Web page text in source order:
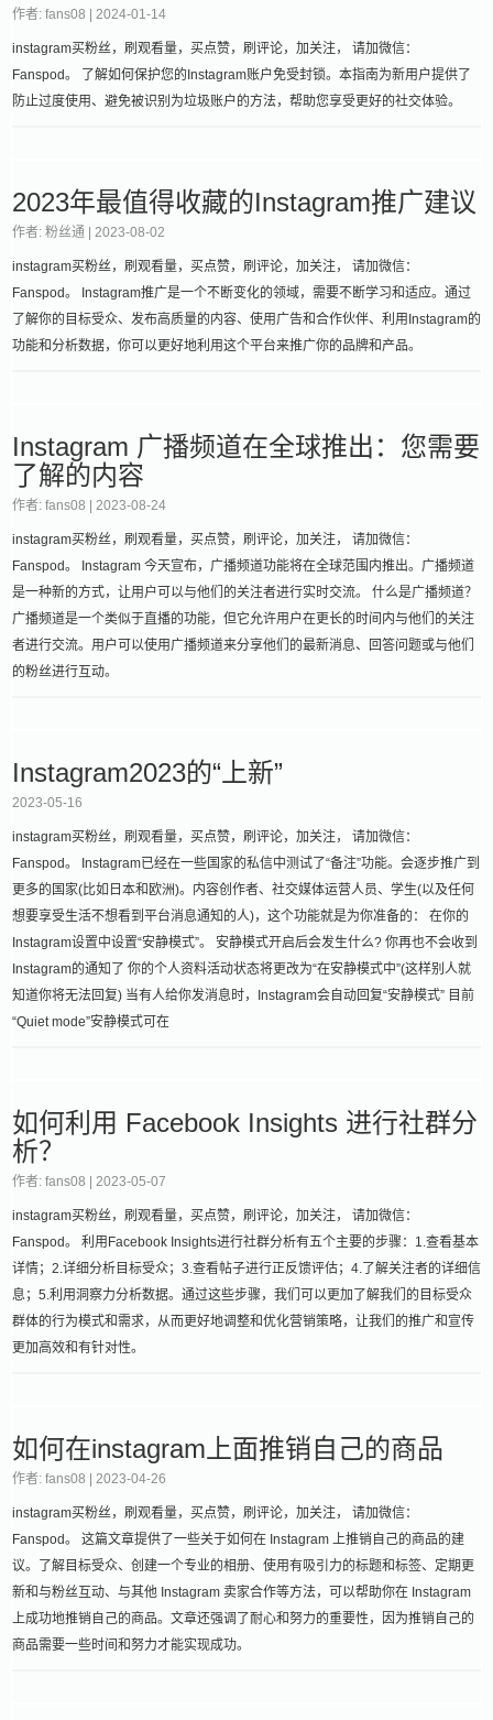
作者: fans08 | 2024-01-14
instagram买粉丝，刷观看量，买点赞，刷评论，加关注， 请加微信：
Fanspod。 了解如何保护您的Instagram账户免受封锁。本指南为新用户提供了
防止过度使用、避免被识别为垃圾账户的方法，帮助您享受更好的社交体验。
2023年最值得收藏的Instagram推广建议
作者: 粉丝通 | 2023-08-02
instagram买粉丝，刷观看量，买点赞，刷评论，加关注， 请加微信：
Fanspod。 Instagram推广是一个不断变化的领域，需要不断学习和适应。通过
了解你的目标受众、发布高质量的内容、使用广告和合作伙伴、利用Instagram的
功能和分析数据，你可以更好地利用这个平台来推广你的品牌和产品。
Instagram 广播频道在全球推出：您需要
了解的内容
作者: fans08 | 2023-08-24
instagram买粉丝，刷观看量，买点赞，刷评论，加关注， 请加微信：
Fanspod。 Instagram 今天宣布，广播频道功能将在全球范围内推出。广播频道
是一种新的方式，让用户可以与他们的关注者进行实时交流。 什么是广播频道？
广播频道是一个类似于直播的功能，但它允许用户在更长的时间内与他们的关注
者进行交流。用户可以使用广播频道来分享他们的最新消息、回答问题或与他们
的粉丝进行互动。
Instagram2023的“上新”
2023-05-16
instagram买粉丝，刷观看量，买点赞，刷评论，加关注， 请加微信：
Fanspod。 Instagram已经在一些国家的私信中测试了“备注”功能。会逐步推广到
更多的国家(比如日本和欧洲)。内容创作者、社交媒体运营人员、学生(以及任何
想要享受生活不想看到平台消息通知的人)，这个功能就是为你准备的： 在你的
Instagram设置中设置“安静模式”。 安静模式开启后会发生什么? 你再也不会收到
Instagram的通知了 你的个人资料活动状态将更改为“在安静模式中”(这样别人就
知道你将无法回复) 当有人给你发消息时，Instagram会自动回复“安静模式” 目前
“Quiet mode”安静模式可在
如何利用 Facebook Insights 进行社群分
析？
作者: fans08 | 2023-05-07
instagram买粉丝，刷观看量，买点赞，刷评论，加关注， 请加微信：
Fanspod。 利用Facebook Insights进行社群分析有五个主要的步骤：1.查看基本
详情；2.详细分析目标受众；3.查看帖子进行正反馈评估；4.了解关注者的详细信
息；5.利用洞察力分析数据。通过这些步骤，我们可以更加了解我们的目标受众
群体的行为模式和需求，从而更好地调整和优化营销策略，让我们的推广和宣传
更加高效和有针对性。
如何在instagram上面推销自己的商品
作者: fans08 | 2023-04-26
instagram买粉丝，刷观看量，买点赞，刷评论，加关注， 请加微信：
Fanspod。 这篇文章提供了一些关于如何在 Instagram 上推销自己的商品的建
议。了解目标受众、创建一个专业的相册、使用有吸引力的标题和标签、定期更
新和与粉丝互动、与其他 Instagram 卖家合作等方法，可以帮助你在 Instagram
上成功地推销自己的商品。文章还强调了耐心和努力的重要性，因为推销自己的
商品需要一些时间和努力才能实现成功。